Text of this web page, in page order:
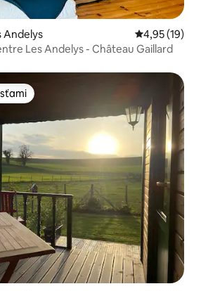
Andelys Priemerné
4,95 (19)
Les Andelys - Château Gaillard